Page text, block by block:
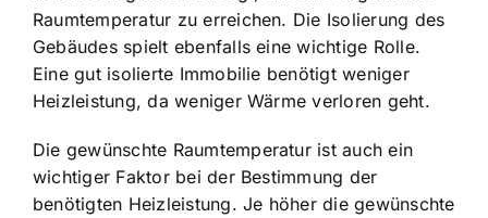
Raumtemperatur zu erreichen. Die Isolierung des
Gebäudes spielt ebenfalls eine wichtige Rolle.
Eine gut isolierte Immobilie benötigt weniger
Heizleistung, da weniger Wärme verloren geht.
Die gewünschte Raumtemperatur ist auch ein
wichtiger Faktor bei der Bestimmung der
benötigten Heizleistung. Je höher die gewünschte